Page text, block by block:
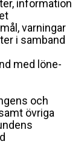
information
varningar
i samband
med löne-
och
övriga